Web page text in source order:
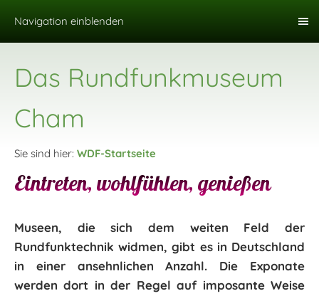
Navigation einblenden
Das Rundfunkmuseum
Cham
Sie sind hier: WDF-Startseite
Eintreten, wohlfühlen, genießen
Museen, die sich dem weiten Feld der
Rundfunktechnik widmen, gibt es in Deutschland
in einer ansehnlichen Anzahl. Die Exponate
werden dort in der Regel auf imposante Weise